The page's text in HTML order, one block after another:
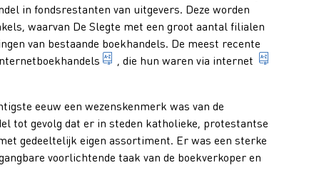
in de verkoop van sterk in prijs verlaagde boeken,
in fondsrestanten van uitgevers. Deze worden
waarvan De Slegte met een groot aantal filialen
van bestaande boekhandels. De meest recente
boekhandel die boeken op het
, die hun waren via internet
eeuw een wezenskenmerk was van de
tot gevolg dat er in steden katholieke, protestantse
gedeeltelijk eigen assortiment. Er was een sterke
voorlichtende taak van de boekverkoper en